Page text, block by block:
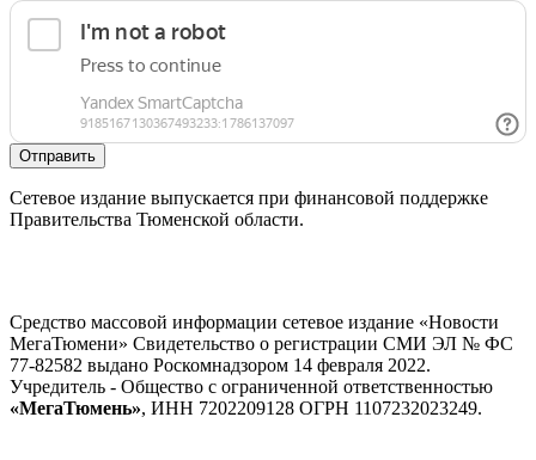
Отправить
Сетевое издание выпускается при финансовой поддержке
Правительства Тюменской области.
Средство массовой информации сетевое издание «Новости
МегаТюмени» Свидетельство о регистрации СМИ ЭЛ № ФС
77-82582 выдано Роскомнадзором 14 февраля 2022.
Учредитель - Общество с ограниченной ответственностью
«МегаТюмень», ИНН 7202209128 ОГРН 1107232023249.